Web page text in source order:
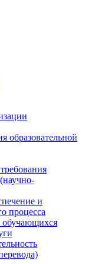
образовательной
и
процесса